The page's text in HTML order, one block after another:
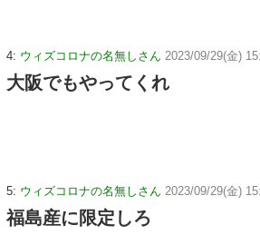
4: ウィズコロナの名無しさん 2023/09/29(金)
大阪でもやってくれ
5: ウィズコロナの名無しさん 2023/09/29(金)
福島産に限定しろ